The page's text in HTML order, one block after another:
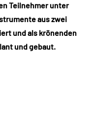
Teilnehmer unter
aus zwei
und als krönenden
und gebaut.